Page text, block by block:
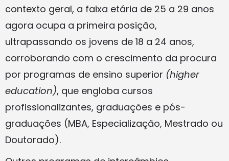
contexto geral, a faixa etária de 25 a 29 anos
agora ocupa a primeira posição,
ultrapassando os jovens de 18 a 24 anos,
corroborando com o crescimento da procura
por programas de ensino superior (higher
education), que engloba cursos
profissionalizantes, graduações e pós-
graduações (MBA, Especialização, Mestrado ou
Doutorado).